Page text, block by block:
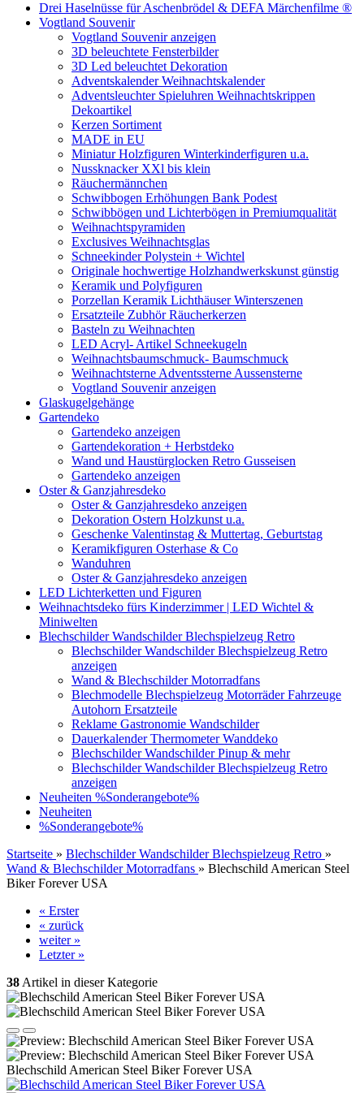
Drei Haselnüsse für Aschenbrödel & DEFA Märchenfilme ®
Vogtland Souvenir
Vogtland Souvenir anzeigen
3D beleuchtete Fensterbilder
3D Led beleuchtet Dekoration
Adventskalender Weihnachtskalender
Adventsleuchter Spieluhren Weihnachtskrippen
Dekoartikel
Kerzen Sortiment
MADE in EU
Miniatur Holzfiguren Winterkinderfiguren u.a.
Nussknacker XXl bis klein
Räuchermännchen
Schwibbogen Erhöhungen Bank Podest
Schwibbögen und Lichterbögen in Premiumqualität
Weihnachtspyramiden
Exclusives Weihnachtsglas
Schneekinder Polystein + Wichtel
Originale hochwertige Holzhandwerkskunst günstig
Keramik und Polyfiguren
Porzellan Keramik Lichthäuser Winterszenen
Ersatzteile Zubhör Räucherkerzen
Basteln zu Weihnachten
LED Acryl- Artikel Schneekugeln
Weihnachtsbaumschmuck- Baumschmuck
Weihnachtsterne Adventssterne Aussensterne
Vogtland Souvenir anzeigen
Glaskugelgehänge
Gartendeko
Gartendeko anzeigen
Gartendekoration + Herbstdeko
Wand und Haustürglocken Retro Gusseisen
Gartendeko anzeigen
Oster & Ganzjahresdeko
Oster & Ganzjahresdeko anzeigen
Dekoration Ostern Holzkunst u.a.
Geschenke Valentinstag & Muttertag, Geburtstag
Keramikfiguren Osterhase & Co
Wanduhren
Oster & Ganzjahresdeko anzeigen
LED Lichterketten und Figuren
Weihnachtsdeko fürs Kinderzimmer | LED Wichtel &
Miniwelten
Blechschilder Wandschilder Blechspielzeug Retro
Blechschilder Wandschilder Blechspielzeug Retro
anzeigen
Wand & Blechschilder Motorradfans
Blechmodelle Blechspielzeug Motorräder Fahrzeuge
Autohorn Ersatzteile
Reklame Gastronomie Wandschilder
Dauerkalender Thermometer Wanddeko
Blechschilder Wandschilder Pinup & mehr
Blechschilder Wandschilder Blechspielzeug Retro
anzeigen
Neuheiten %Sonderangebote%
Neuheiten
%Sonderangebote%
Startseite » Blechschilder Wandschilder Blechspielzeug Retro »
Wand & Blechschilder Motorradfans » Blechschild American Steel
Biker Forever USA
« Erster
« zurück
weiter »
Letzter »
38 Artikel in dieser Kategorie
Blechschild American Steel Biker Forever USA